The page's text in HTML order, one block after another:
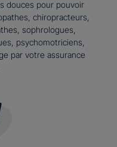
douces pour pouvoir
chiropracteurs,
sophrologues,
psychomotriciens,
par votre assurance